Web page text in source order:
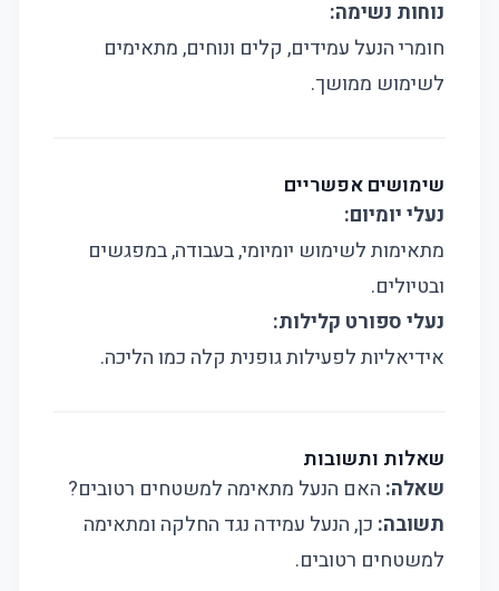
נוחות נשימה:
חומרי הנעל עמידים, קלים ונוחים, מתאימים
לשימוש ממושך.
שימושים אפשריים
נעלי יומיום:
מתאימות לשימוש יומיומי, בעבודה, במפגשים
ובטיולים.
נעלי ספורט קלילות:
אידיאליות לפעילות גופנית קלה כמו הליכה.
שאלות ותשובות
שאלה: האם הנעל מתאימה למשטחים רטובים?
תשובה: כן, הנעל עמידה נגד החלקה ומתאימה
למשטחים רטובים.